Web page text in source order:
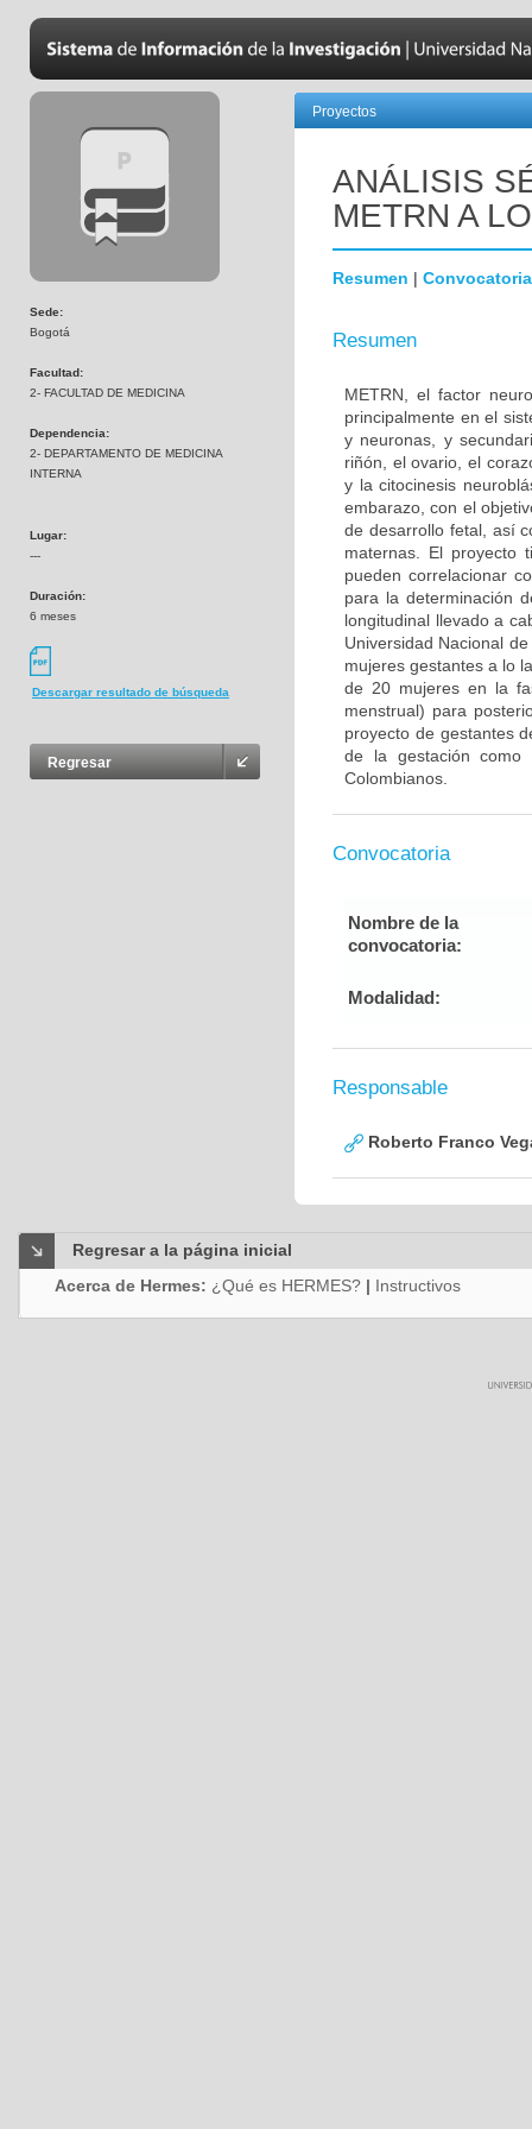
Sede:
Bogotá
Facultad:
2- FACULTAD DE MEDICINA
Dependencia:
2- DEPARTAMENTO DE MEDICINA
INTERNA
Lugar:
---
Duración:
6 meses
Descargar resultado de búsqueda
Regresar
Proyectos
ANÁLISIS
METRN A
Resumen | Convocatoria
Resumen
METRN, el factor
principalmente en el
y neuronas, y
riñón, el ovario, el
y la citocinesis
embarazo, con el
de desarrollo fetal, así
maternas. El proyecto
pueden correlacionar
para la determinación
longitudinal llevado a
Universidad Nacional
mujeres gestantes a lo
de 20 mujeres en la
menstrual) para
proyecto de gestantes
de la gestación como
Colombianos.
Convocatoria
Nombre de la
convocatoria:
Modalidad:
Responsable
Roberto Franco
Regresar a la página inicial
Acerca de Hermes: ¿Qué es HERMES? | Instructivos